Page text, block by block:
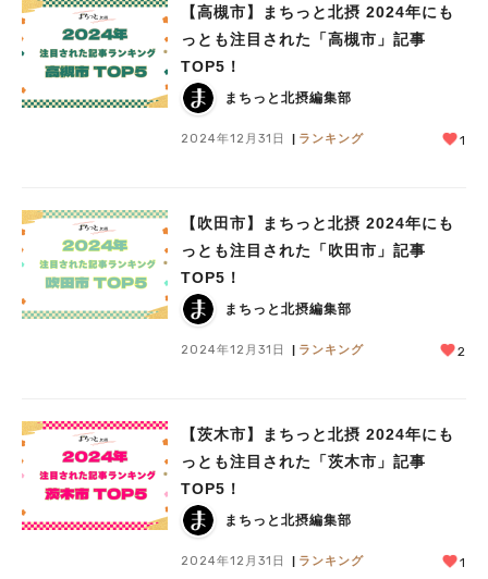
【高槻市】まちっと北摂 2024年にも
っとも注目された「高槻市」記事
TOP5！
まちっと北摂編集部
2024年12月31日 ランキング 1
【吹田市】まちっと北摂 2024年にも
っとも注目された「吹田市」記事
TOP5！
まちっと北摂編集部
2024年12月31日 ランキング 2
【茨木市】まちっと北摂 2024年にも
っとも注目された「茨木市」記事
TOP5！
まちっと北摂編集部
2024年12月31日 ランキング 1